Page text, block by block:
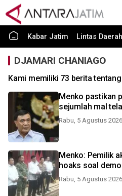
Kabar Jatim Lintas Daerah
DJAMARI CHANIAGO
Kami memiliki 73 berita
Menko pastikan
sejumlah mal
Rabu, 5 Agustus
Menko: Pemilik
hoaks soal
Rabu, 5 Agustus